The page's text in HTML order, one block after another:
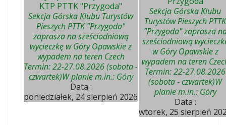
KTP PTTK "Przygoda"
Sekcja Górska Klubu Turystów
Pieszych PTTK "Przygoda"
zaprasza na sześciodniową
wycieczkę w Góry Opawskie z
wypadem na teren Czech
Termin: 22-27.08.2026 (sobota -
czwartek)W planie m.in.: Góry
Data :
poniedziałek, 24 sierpień 2026
Sekcja Górska Klubu
Turystów Pieszych PTTK
"Przygoda" zaprasza
sześciodniową
w Góry Opawskie z
wypadem na teren
Termin: 22-27.08.2026
(sobota - czwartek)W
planie m.in.: Góry
Data :
wtorek, 25 sierpień